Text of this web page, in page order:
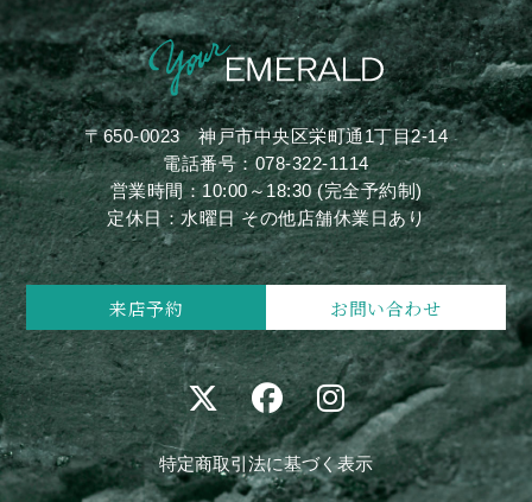
〒650-0023神戸市中央区栄町通1丁目2-14
電話番号：078-322-1114
営業時間：10:00～18:30 (完全予約制)
定休日：水曜日 その他店舗休業日あり
来店予約 お問い合わせ
特定商取引法に基づく表示